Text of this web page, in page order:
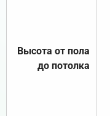
Высота от пола
до потолка